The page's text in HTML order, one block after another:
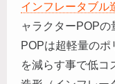
インフレータブル
ャラクターPOP
POPは超軽量の
を減らす事で低コ